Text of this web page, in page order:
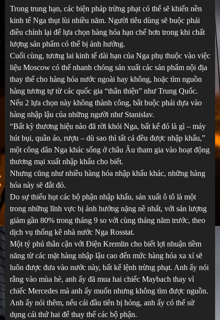
Trong trung hạn, các biện pháp trừng phạt có thể sẽ khiến nền
kinh tế Nga thụt lùi nhiều năm. Người tiêu dùng sẽ buộc phải
điều chỉnh lại để lựa chọn hàng hóa hạn chế hơn trong khi chất
lượng sản phẩm có thể bị ảnh hưởng.
Cuối cùng, tương lai kinh tế dài hạn của Nga phụ thuộc vào việc
liệu Moscow có thể nhanh chóng sản xuất các sản phẩm nội địa
thay thế cho hàng hóa nước ngoài hay không, hoặc tìm nguồn
hàng tương tự từ các quốc gia “thân thiện” như Trung Quốc.
Nếu 2 lựa chọn này không thành công, bắt buộc phải dựa vào
hàng nhập lậu của những người như Stanislav.
“Bất kỳ thương hiệu nào đã rời khỏi Nga, bất kể đó là gì – máy
hút bụi, quần áo, rượu – dù sao thì tất cả đều được nhập khẩu,”
một công dân Nga khác sống ở châu Âu tham gia vào hoạt động
thương mại xuất nhập khẩu cho biết.
Nhưng cũng như nhiều hàng hóa nhập khẩu khác, những hàng
hóa này sẽ đắt đỏ.
Do sự thiếu hụt các bộ phận nhập khẩu, sản xuất ô tô là một
trong những lĩnh vực bị ảnh hưởng nặng nề nhất, với sản lượng
giảm gần 80% trong tháng 9 so với cùng tháng năm trước, theo
dịch vụ thống kê nhà nước Nga Rosstat.
Một tỷ phú thân cận với Điện Kremlin cho biết lợi nhuận tiềm
năng từ các mặt hàng nhập lậu cao đến mức hàng hóa xa xỉ sẽ
luôn được đưa vào nước này, bất kể lệnh trừng phạt. Anh ấy nói
rằng vào mùa hè, anh ấy đã mua hai chiếc Maybach thay vì
chiếc Mercedes mà anh ấy muốn nhưng không tìm được nguồn.
Anh ấy nói thêm, nếu cái đầu tiên bị hỏng, anh ấy có thể sử
dụng cái thứ hai để thay thế các bộ phận.